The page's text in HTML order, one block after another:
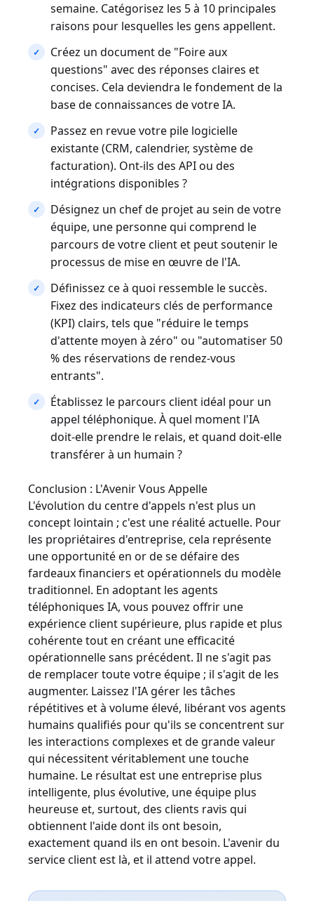
semaine. Catégorisez les 5 à 10 principales
raisons pour lesquelles les gens appellent.
Créez un document de "Foire aux
questions" avec des réponses claires et
concises. Cela deviendra le fondement de la
base de connaissances de votre IA.
Passez en revue votre pile logicielle
existante (CRM, calendrier, système de
facturation). Ont-ils des API ou des
intégrations disponibles ?
Désignez un chef de projet au sein de votre
équipe, une personne qui comprend le
parcours de votre client et peut soutenir le
processus de mise en œuvre de l'IA.
Définissez ce à quoi ressemble le succès.
Fixez des indicateurs clés de performance
(KPI) clairs, tels que "réduire le temps
d'attente moyen à zéro" ou "automatiser 50
% des réservations de rendez-vous
entrants".
Établissez le parcours client idéal pour un
appel téléphonique. À quel moment l'IA
doit-elle prendre le relais, et quand doit-elle
transférer à un humain ?
Conclusion : L'Avenir Vous Appelle
L'évolution du centre d'appels n'est plus un
concept lointain ; c'est une réalité actuelle. Pour
les propriétaires d'entreprise, cela représente
une opportunité en or de se défaire des
fardeaux financiers et opérationnels du modèle
traditionnel. En adoptant les agents
téléphoniques IA, vous pouvez offrir une
expérience client supérieure, plus rapide et plus
cohérente tout en créant une efficacité
opérationnelle sans précédent. Il ne s'agit pas
de remplacer toute votre équipe ; il s'agit de les
augmenter. Laissez l'IA gérer les tâches
répétitives et à volume élevé, libérant vos agents
humains qualifiés pour qu'ils se concentrent sur
les interactions complexes et de grande valeur
qui nécessitent véritablement une touche
humaine. Le résultat est une entreprise plus
intelligente, plus évolutive, une équipe plus
heureuse et, surtout, des clients ravis qui
obtiennent l'aide dont ils ont besoin,
exactement quand ils en ont besoin. L'avenir du
service client est là, et il attend votre appel.